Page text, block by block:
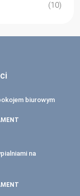
(10)
biurowym
na